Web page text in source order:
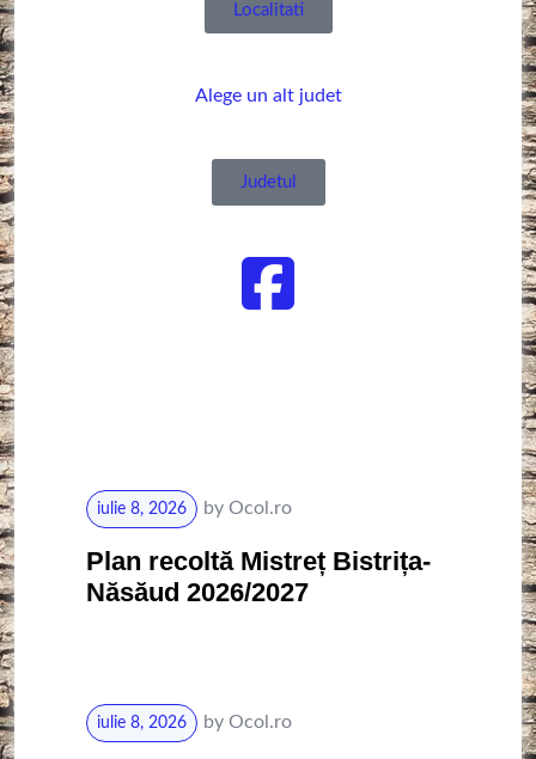
Localitati
Alege un alt judet
Judetul
iulie 8, 2026 by Ocol.ro
Plan recoltă Mistreț Bistrița-
Năsăud 2026/2027
iulie 8, 2026 by Ocol.ro